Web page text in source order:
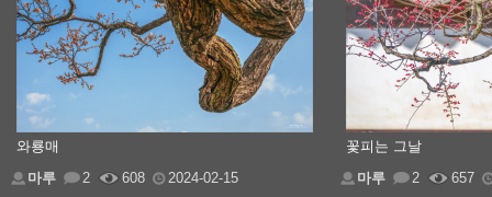
와룡매
마루
2 608 2024-02-15
꽃피는 그날
마루
2 657